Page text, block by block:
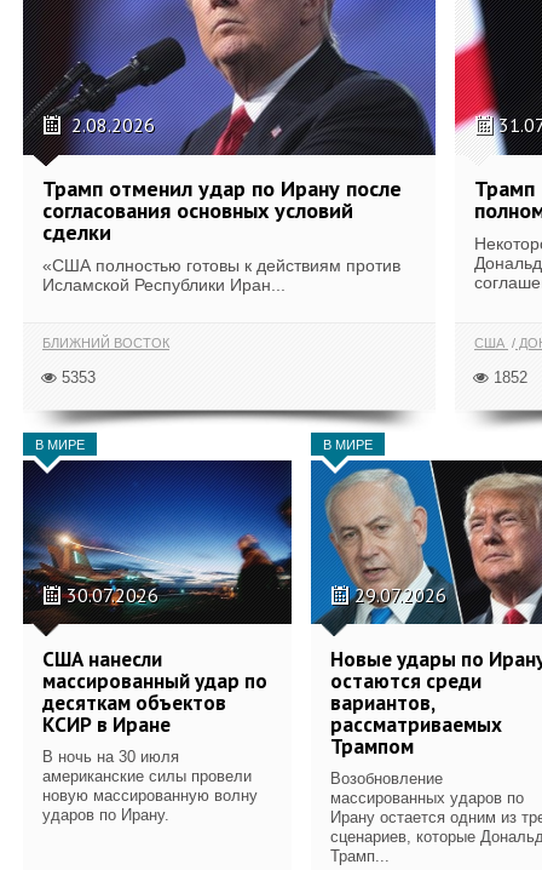
2.08.2026
Трамп отменил удар по Ирану после
согласования основных условий
сделки
«США полностью готовы к действиям против
Исламской Республики Иран...
БЛИЖНИЙ ВОСТОК
5353
Трамп
США
1852
В МИРЕ
30.07.2026
США нанесли
массированный удар по
десяткам объектов
КСИР в Иране
В ночь на 30 июля
американские силы провели
новую массированную волну
ударов по Ирану.
В МИРЕ
29.07.2026
Новые удары по
остаются среди
вариантов,
рассматриваемых
Трампом
Возобновление
массированных ударов по
Ирану остается одним из
сценариев, которые
Трамп...